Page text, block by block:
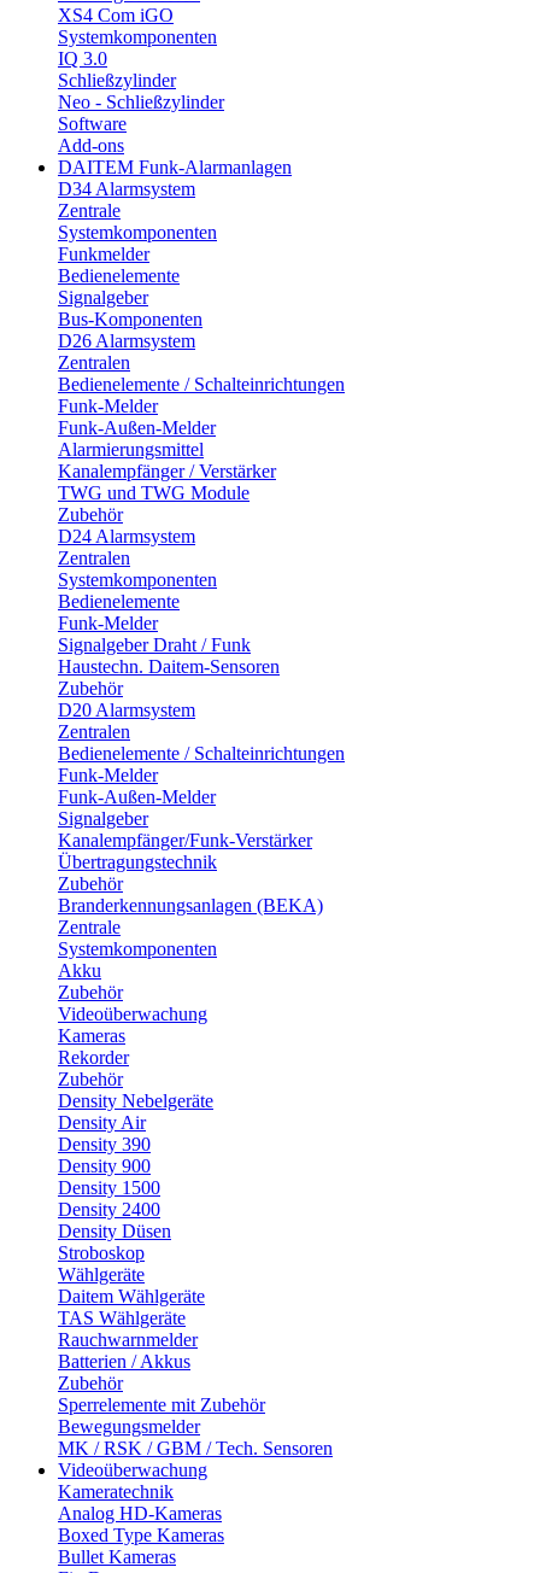
XS4 Com iGO
Systemkomponenten
IQ 3.0
Schließzylinder
Neo - Schließzylinder
Software
Add-ons
DAITEM Funk-Alarmanlagen
D34 Alarmsystem
Zentrale
Systemkomponenten
Funkmelder
Bedienelemente
Signalgeber
Bus-Komponenten
D26 Alarmsystem
Zentralen
Bedienelemente / Schalteinrichtungen
Funk-Melder
Funk-Außen-Melder
Alarmierungsmittel
Kanalempfänger / Verstärker
TWG und TWG Module
Zubehör
D24 Alarmsystem
Zentralen
Systemkomponenten
Bedienelemente
Funk-Melder
Signalgeber Draht / Funk
Haustechn. Daitem-Sensoren
Zubehör
D20 Alarmsystem
Zentralen
Bedienelemente / Schalteinrichtungen
Funk-Melder
Funk-Außen-Melder
Signalgeber
Kanalempfänger/Funk-Verstärker
Übertragungstechnik
Zubehör
Branderkennungsanlagen (BEKA)
Zentrale
Systemkomponenten
Akku
Zubehör
Videoüberwachung
Kameras
Rekorder
Zubehör
Density Nebelgeräte
Density Air
Density 390
Density 900
Density 1500
Density 2400
Density Düsen
Stroboskop
Wählgeräte
Daitem Wählgeräte
TAS Wählgeräte
Rauchwarnmelder
Batterien / Akkus
Zubehör
Sperrelemente mit Zubehör
Bewegungsmelder
MK / RSK / GBM / Tech. Sensoren
Videoüberwachung
Kameratechnik
Analog HD-Kameras
Boxed Type Kameras
Bullet Kameras